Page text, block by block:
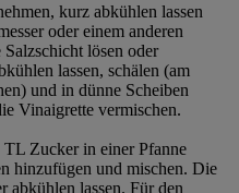
kurz abkühlen lassen
oder einem anderen
lösen oder
lassen, schälen (am
und in dünne Scheiben
Vinaigrette vermischen.
Zucker in einer Pfanne
hinzufügen und mischen. Die
abkühlen lassen. Für den